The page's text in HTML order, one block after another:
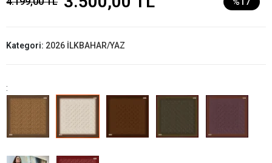
Kategori: 2026 İLKBAHAR/YAZ
: